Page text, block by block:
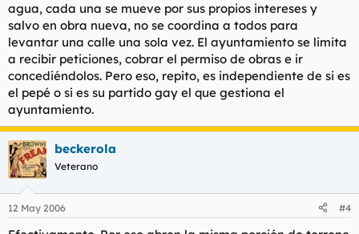
agua, cada una se mueve por sus propios intereses y
salvo en obra nueva, no se coordina a todos para
levantar una calle una sola vez. El ayuntamiento se limita
a recibir peticiones, cobrar el permiso de obras e ir
concediéndolos. Pero eso, repito, es independiente de si es
el pepé o si es su partido gay el que gestiona el
ayuntamiento.
beckerola
Veterano
12 May 2006 #4